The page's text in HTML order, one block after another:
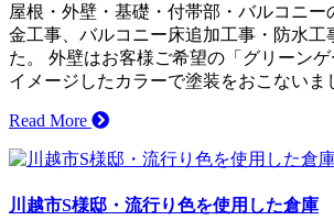
屋根・外壁・基礎・付帯部・バルコニー
金工事、バルコニー床追加工事・防水工
た。 外壁はお客様ご希望の「グリーン
イメージしたカラーで塗装をおこない
Read More
川越市S様邸・流行り色を使用した倉庫